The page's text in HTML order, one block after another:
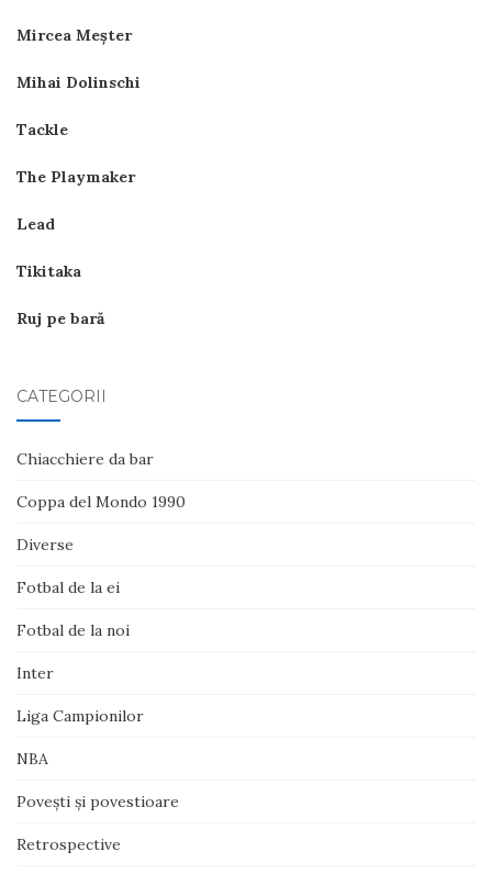
Mircea Meşter
Mihai Dolinschi
Tackle
The Playmaker
Lead
Tikitaka
Ruj pe bară
CATEGORII
Chiacchiere da bar
Coppa del Mondo 1990
Diverse
Fotbal de la ei
Fotbal de la noi
Inter
Liga Campionilor
NBA
Poveşti şi povestioare
Retrospective